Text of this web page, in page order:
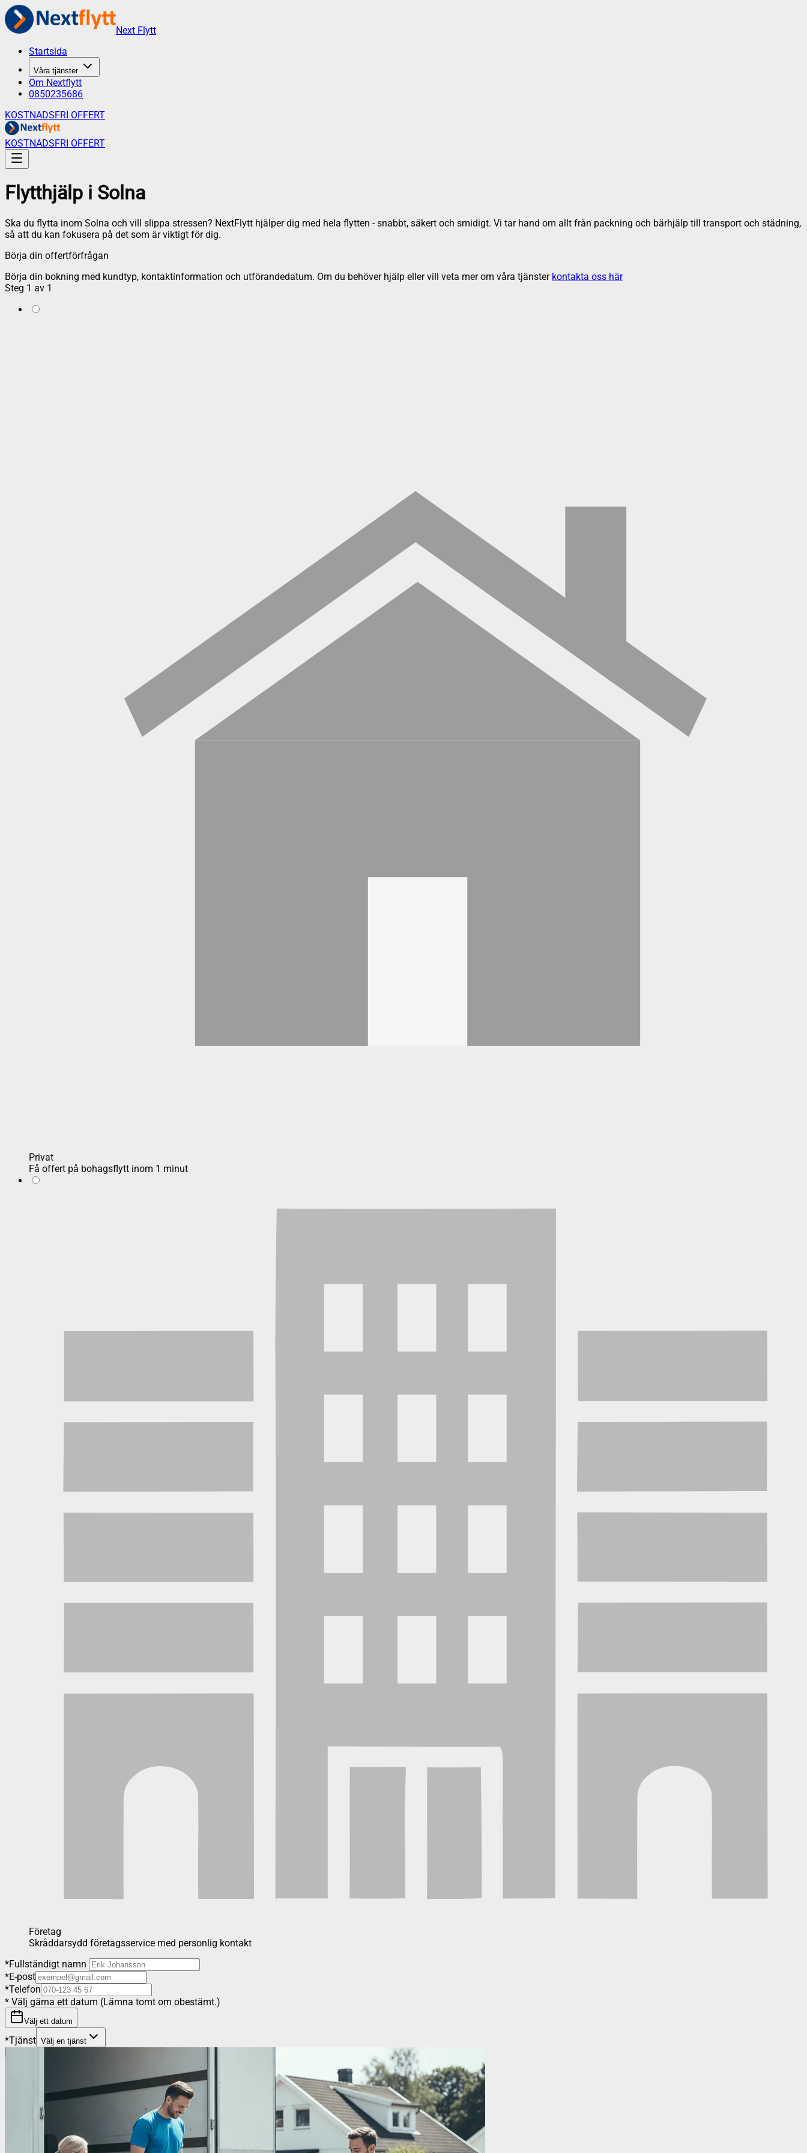
Next Flytt
Startsida
Våra tjänster
Om Nextflytt
0850235686
KOSTNADSFRI OFFERT
KOSTNADSFRI OFFERT
Flytthjälp i Solna
Ska du flytta inom Solna och vill slippa stressen? NextFlytt hjälper dig med hela flytten - snabbt, säkert och smidigt. Vi tar hand om allt från packning och bärhjälp till transport och städning,
så att du kan fokusera på det som är viktigt för dig.
Börja din offertförfrågan
Börja din bokning med kundtyp, kontaktinformation och utförandedatum. Om du behöver hjälp eller vill veta mer om våra tjänster kontakta oss här
Steg 1 av 1
Privat
Få offert på bohagsflytt inom 1 minut
Företag
Skråddarsydd företagsservice med personlig kontakt
*Fullständigt namn
*E-post
*Telefon
* Välj gärna ett datum (Lämna tomt om obestämt.)
Välj ett datum
*Tjänst Välj en tjänst